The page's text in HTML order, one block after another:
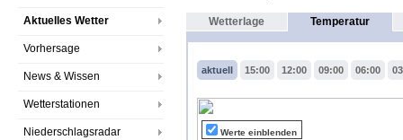
Aktuelles Wetter
Vorhersage
News & Wissen
Wetterstationen
Niederschlagsradar
Wetterlage Temperatur
aktuell 15:00 12:00 09:00 06:00
Werte einblenden